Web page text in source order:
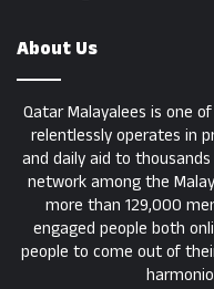
About Us
Qatar Malayalees is one
relentlessly operates in
and daily aid to
network among the
more than 129,000
engaged people both
people to come out of